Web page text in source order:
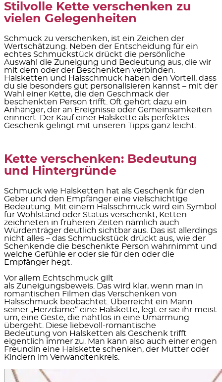
Stilvolle Kette verschenken zu
vielen Gelegenheiten
Schmuck zu verschenken, ist ein Zeichen der
Wertschätzung.
Neben der Entscheidung für ein
echtes Schmuckstück drückt die persönliche
Auswahl die Zuneigung und Bedeutung aus, die wir
mit dem oder der Beschenkten verbinden.
Halsketten und Halsschmuck haben den Vorteil, dass
du sie besonders gut personalisieren kannst – mit der
Wahl einer Kette, die den Geschmack der
beschenkten Person trifft. Oft gehört dazu ein
Anhänger, der an Ereignisse oder Gemeinsamkeiten
erinnert. Der Kauf einer Halskette als perfektes
Geschenk gelingt mit unseren Tipps ganz leicht.
Kette verschenken: Bedeutung
und Hintergründe
Schmuck wie Halsketten hat als Geschenk für den
Geber und den Empfänger eine vielschichtige
Bedeutung.
Mit einem Halsschmuck wird ein Symbol
für Wohlstand oder Status verschenkt, Ketten
zeichneten in früheren Zeiten nämlich auch
Würdenträger deutlich sichtbar aus. Das ist allerdings
nicht alles – das Schmuckstück drückt aus, wie der
Schenkende die beschenkte Person wahrnimmt und
welche Gefühle er oder sie für den oder die
Empfänger hegt.
Vor allem Echtschmuck gilt
als Zuneigungsbeweis.
Das wird klar, wenn man in
romantischen Filmen das Verschenken von
Halsschmuck beobachtet. Überreicht ein Mann
seiner „Herzdame“ eine Halskette, legt er sie ihr meist
um, eine Geste, die nahtlos in eine Umarmung
übergeht. Diese liebevoll-romantische
Bedeutung von Halsketten als Geschenk trifft
eigentlich immer zu. Man kann also auch einer engen
Freundin eine Halskette schenken, der Mutter oder
Kindern im Verwandtenkreis.